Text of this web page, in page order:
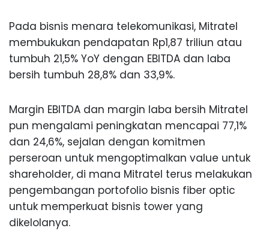
Pada bisnis menara telekomunikasi, Mitratel
membukukan pendapatan Rp1,87 triliun atau
tumbuh 21,5% YoY dengan EBITDA dan laba
bersih tumbuh 28,8% dan 33,9%.
Margin EBITDA dan margin laba bersih Mitratel
pun mengalami peningkatan mencapai 77,1%
dan 24,6%, sejalan dengan komitmen
perseroan untuk mengoptimalkan value untuk
shareholder, di mana Mitratel terus melakukan
pengembangan portofolio bisnis fiber optic
untuk memperkuat bisnis tower yang
dikelolanya.